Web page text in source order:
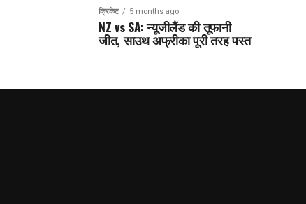
क्रिकेट 5 months ago
NZ vs SA: न्यूजीलैंड की तूफानी
जीत, साउथ अफ्रीका पूरी तरह पस्त